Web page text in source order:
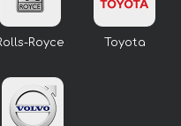
Royce Toyota